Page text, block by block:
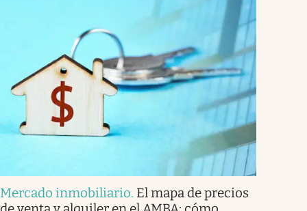
Mercado inmobiliario. El mapa de precios